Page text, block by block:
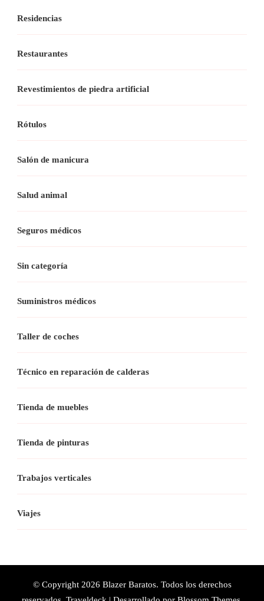
Residencias
Restaurantes
Revestimientos de piedra artificial
Rótulos
Salón de manicura
Salud animal
Seguros médicos
Sin categoría
Suministros médicos
Taller de coches
Técnico en reparación de calderas
Tienda de muebles
Tienda de pinturas
Trabajos verticales
Viajes
© Copyright 2026 Blazer Baratos. Todos los derechos